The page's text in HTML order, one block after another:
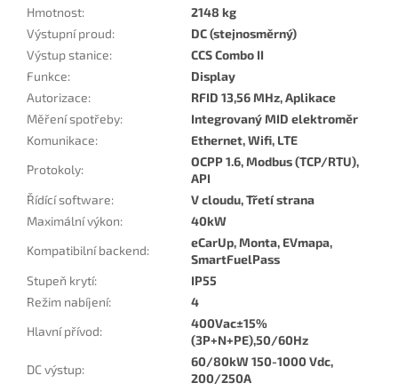
Hmotnost:
2148 kg
Výstupní proud:
DC (stejnosměrný)
Výstup stanice:
CCS Combo II
Funkce:
Display
Autorizace:
RFID 13,56 MHz, Aplikace
Měření spotřeby:
Integrovaný MID elektroměr
Komunikace:
Ethernet, Wifi, LTE
Protokoly:
OCPP 1.6, Modbus (TCP/RTU),
API
Řídící software:
V cloudu, Třetí strana
Maximální výkon:
40kW
Kompatibilní backend:
eCarUp, Monta, EVmapa,
SmartFuelPass
Stupeň krytí:
IP55
Režim nabíjení:
4
Hlavní přívod:
400Vac±15%
(3P+N+PE),50/60Hz
DC výstup:
60/80kW 150-1000 Vdc,
200/250A